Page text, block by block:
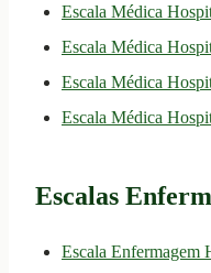
Escala Médica
Escala Médica
Escala Médica
Escala Médica
Escalas
Escala Enfermagem